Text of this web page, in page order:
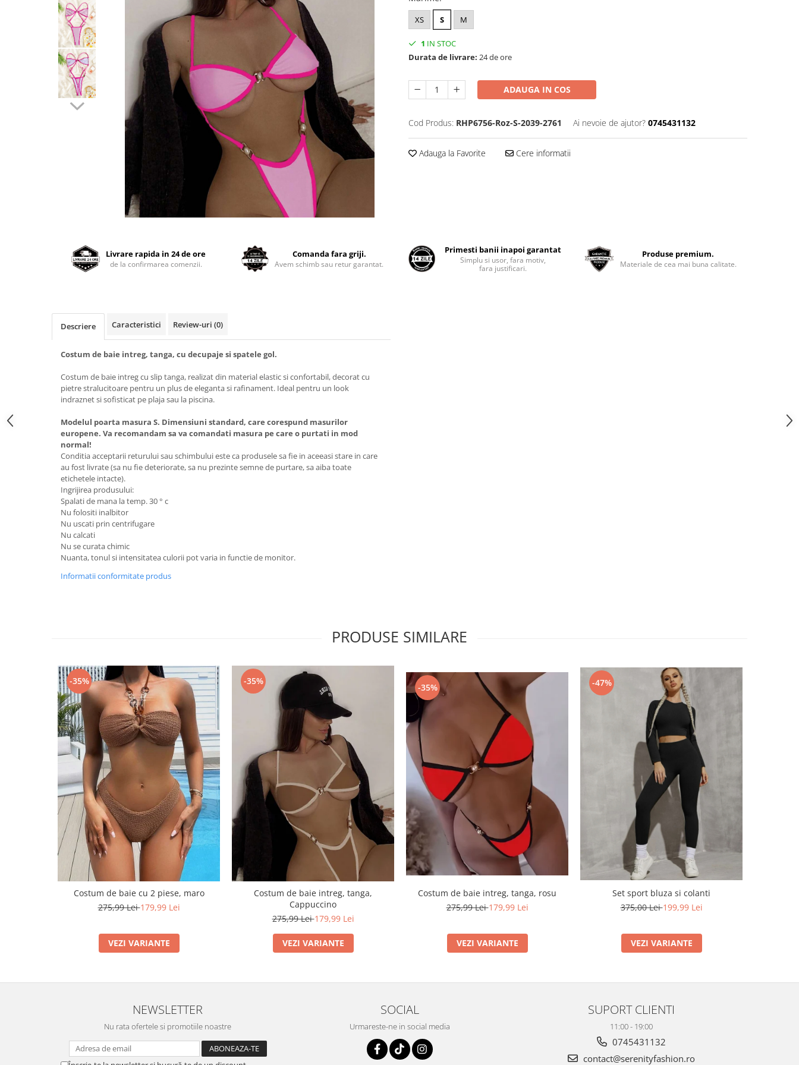
Facebook
XS S M
1 IN STOC
Durata de livrare: 24 de ore
ADAUGA IN COS
Cod Produs: RHP6756-Roz-S-2039-2761 Ai nevoie de ajutor? 0745431132
Adauga la Favorite Cere informatii
Livrare rapida in 24 de ore
de la confirmarea comenzii.
Comanda fara griji.
Avem schimb sau retur garantat.
Primesti banii inapoi garantat
Simplu si usor, fara motiv,
fara justificari.
Produse premium.
Materiale de cea mai buna calitate.
Descriere Caracteristici Review-uri (0)
Costum de baie intreg, tanga, cu decupaje si spatele gol.
Costum de baie intreg cu slip tanga, realizat din material elastic si confortabil, decorat cu
pietre stralucitoare pentru un plus de eleganta si rafinament. Ideal pentru un look
indraznet si sofisticat pe plaja sau la piscina.
Modelul poarta masura S. Dimensiuni standard, care corespund masurilor
europene. Va recomandam sa va comandati masura pe care o purtati in mod
normal!
Conditia acceptarii returului sau schimbului este ca produsele sa fie in aceeasi stare in care
au fost livrate (sa nu fie deteriorate, sa nu prezinte semne de purtare, sa aiba toate
etichetele intacte).
Ingrijirea produsului:
Spalati de mana la temp. 30 ° c
Nu folositi inalbitor
Nu uscati prin centrifugare
Nu calcati
Nu se curata chimic
Nuanta, tonul si intensitatea culorii pot varia in functie de monitor.
Informatii conformitate produs
PRODUSE SIMILARE
-35%
Costum de baie cu 2 piese, maro
275,99 Lei179,99 Lei
VEZI VARIANTE
-35%
Costum de baie intreg, tanga,
Cappuccino
275,99 Lei179,99 Lei
VEZI VARIANTE
-35%
Costum de baie intreg, tanga, rosu
275,99 Lei179,99 Lei
VEZI VARIANTE
-47%
Set sport bluza si colanti
375,00 Lei199,99 Lei
VEZI VARIANTE
NEWSLETTER
Nu rata ofertele si promotiile noastre
SOCIAL
Urmareste-ne in social media
SUPORT CLIENTI
11:00 - 19:00
0745431132
contact@serenityfashion.ro